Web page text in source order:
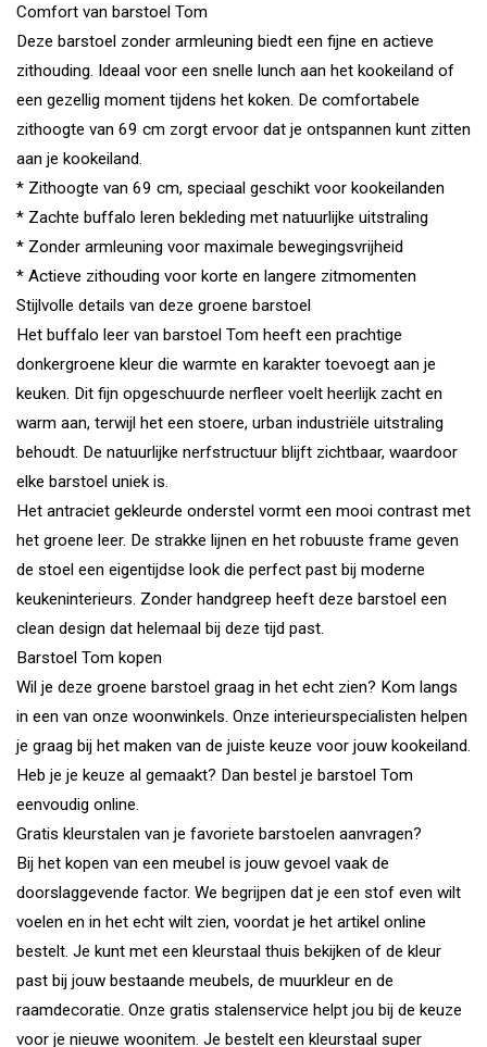
Comfort van barstoel Tom
Deze barstoel zonder armleuning biedt een fijne en actieve
zithouding. Ideaal voor een snelle lunch aan het kookeiland of
een gezellig moment tijdens het koken. De comfortabele
zithoogte van 69 cm zorgt ervoor dat je ontspannen kunt zitten
aan je kookeiland.
* Zithoogte van 69 cm, speciaal geschikt voor kookeilanden
* Zachte buffalo leren bekleding met natuurlijke uitstraling
* Zonder armleuning voor maximale bewegingsvrijheid
* Actieve zithouding voor korte en langere zitmomenten
Stijlvolle details van deze groene barstoel
Het buffalo leer van barstoel Tom heeft een prachtige
donkergroene kleur die warmte en karakter toevoegt aan je
keuken. Dit fijn opgeschuurde nerfleer voelt heerlijk zacht en
warm aan, terwijl het een stoere, urban industriële uitstraling
behoudt. De natuurlijke nerfstructuur blijft zichtbaar, waardoor
elke barstoel uniek is.
Het antraciet gekleurde onderstel vormt een mooi contrast met
het groene leer. De strakke lijnen en het robuuste frame geven
de stoel een eigentijdse look die perfect past bij moderne
keukeninterieurs. Zonder handgreep heeft deze barstoel een
clean design dat helemaal bij deze tijd past.
Barstoel Tom kopen
Wil je deze groene barstoel graag in het echt zien? Kom langs
in een van onze woonwinkels. Onze interieurspecialisten helpen
je graag bij het maken van de juiste keuze voor jouw kookeiland.
Heb je je keuze al gemaakt? Dan bestel je barstoel Tom
eenvoudig online.
Gratis kleurstalen van je favoriete barstoelen aanvragen?
Bij het kopen van een meubel is jouw gevoel vaak de
doorslaggevende factor. We begrijpen dat je een stof even wilt
voelen en in het echt wilt zien, voordat je het artikel online
bestelt. Je kunt met een kleurstaal thuis bekijken of de kleur
past bij jouw bestaande meubels, de muurkleur en de
raamdecoratie. Onze gratis stalenservice helpt jou bij de keuze
voor je nieuwe woonitem. Je bestelt een kleurstaal super